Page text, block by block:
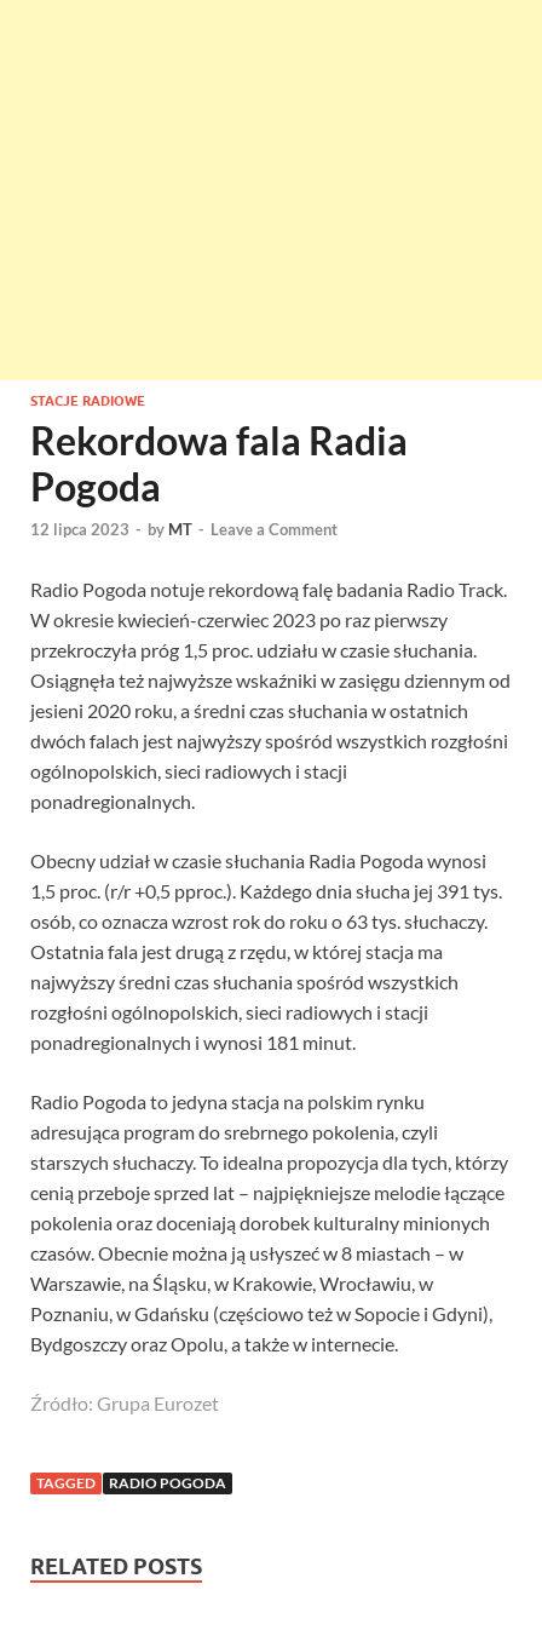
STACJE RADIOWE
Rekordowa fala Radia
Pogoda
12 lipca 2023 - by MT - Leave a Comment
Radio Pogoda notuje rekordową falę badania Radio Track.
W okresie kwiecień-czerwiec 2023 po raz pierwszy
przekroczyła próg 1,5 proc. udziału w czasie słuchania.
Osiągnęła też najwyższe wskaźniki w zasięgu dziennym od
jesieni 2020 roku, a średni czas słuchania w ostatnich
dwóch falach jest najwyższy spośród wszystkich rozgłośni
ogólnopolskich, sieci radiowych i stacji
ponadregionalnych.
Obecny udział w czasie słuchania Radia Pogoda wynosi
1,5 proc. (r/r +0,5 pproc.). Każdego dnia słucha jej 391 tys.
osób, co oznacza wzrost rok do roku o 63 tys. słuchaczy.
Ostatnia fala jest drugą z rzędu, w której stacja ma
najwyższy średni czas słuchania spośród wszystkich
rozgłośni ogólnopolskich, sieci radiowych i stacji
ponadregionalnych i wynosi 181 minut.
Radio Pogoda to jedyna stacja na polskim rynku
adresująca program do srebrnego pokolenia, czyli
starszych słuchaczy. To idealna propozycja dla tych, którzy
cenią przeboje sprzed lat – najpiękniejsze melodie łączące
pokolenia oraz doceniają dorobek kulturalny minionych
czasów. Obecnie można ją usłyszeć w 8 miastach – w
Warszawie, na Śląsku, w Krakowie, Wrocławiu, w
Poznaniu, w Gdańsku (częściowo też w Sopocie i Gdyni),
Bydgoszczy oraz Opolu, a także w internecie.
Źródło: Grupa Eurozet
TAGGED RADIO POGODA
RELATED POSTS